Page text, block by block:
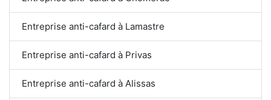
Entreprise anti-cafard à Lamastre
Entreprise anti-cafard à Privas
Entreprise anti-cafard à Alissas